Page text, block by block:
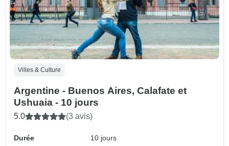
Villes & Culture
Argentine - Buenos Aires, Calafate et
Ushuaia - 10 jours
5.0 (3 avis)
Durée
10 jours